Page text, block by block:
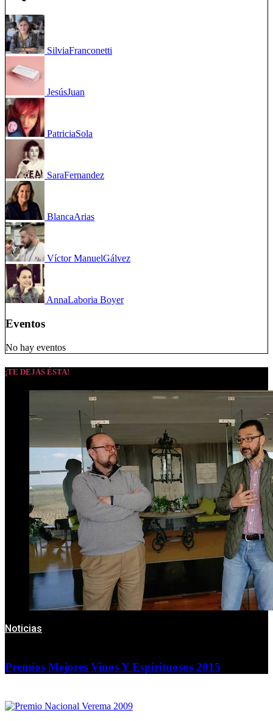
SilviaFranconetti
JesúsJuan
PatriciaSola
SaraFernandez
BlancaArias
Víctor ManuelGálvez
AnnaLaboria Boyer
Eventos
No hay eventos
¡TE DEJAS ÉSTA!
Noticias
Premios Mejores Vinos Y Espirituosos 2015